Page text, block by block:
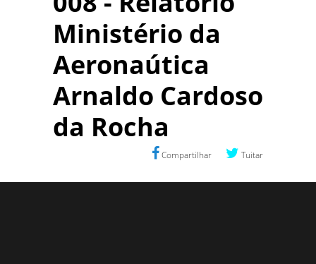
Ministério da
Aeronaútica
Arnaldo Cardoso
da Rocha
Compartilhar Tuitar